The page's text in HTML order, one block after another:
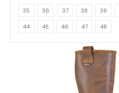
35 36 37 38 39
44
45 46 47 48